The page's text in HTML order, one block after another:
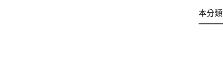
本分